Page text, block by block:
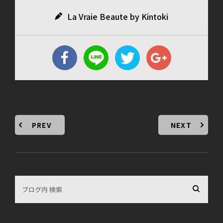
La Vraie Beaute by Kintoki
PREV NEXT